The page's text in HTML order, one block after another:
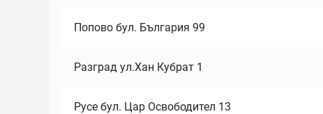
Попово бул. България 99
Разград ул.Хан Кубрат 1
Русе бул. Цар Освободител 13